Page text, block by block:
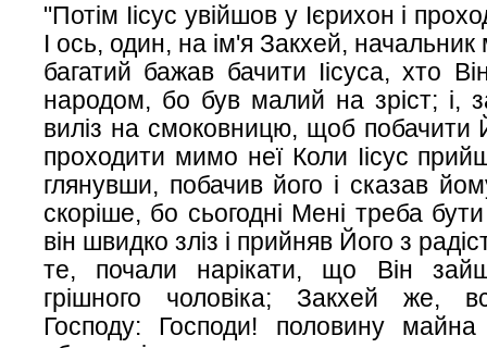
"Потім Іісус увійшов у Ієрихон і
І ось, один, на ім'я Закхей, начальник
багатий бажав бачити Іісуса, хто
народом, бо був малий на зріст; і,
виліз на смоковницю, щоб побачити
проходити мимо неї Коли Іісус
глянувши, побачив його і сказав
скоріше, бо сьогодні Мені треба
він швидко зліз і прийняв Його з
те, почали нарікати, що Він
грішного чоловіка; Закхей же,
Господу: Господи! половину